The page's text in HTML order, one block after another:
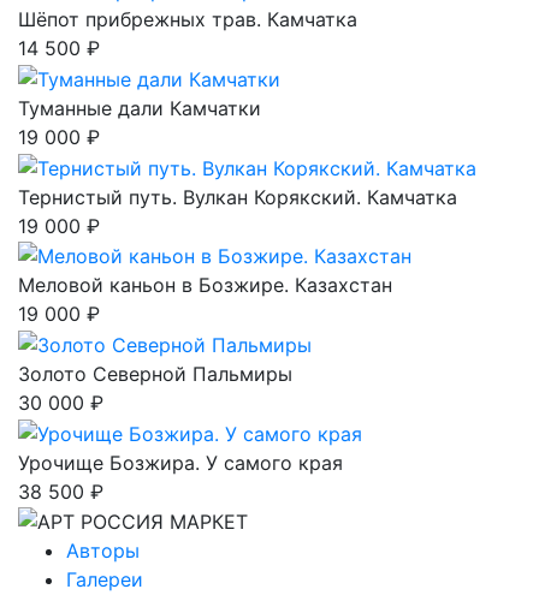
Шёпот прибрежных трав. Камчатка
14 500 ₽
Туманные дали Камчатки
19 000 ₽
Тернистый путь. Вулкан Корякский. Камчатка
19 000 ₽
Меловой каньон в Бозжире. Казахстан
19 000 ₽
Золото Северной Пальмиры
30 000 ₽
Урочище Бозжира. У самого края
38 500 ₽
Авторы
Галереи